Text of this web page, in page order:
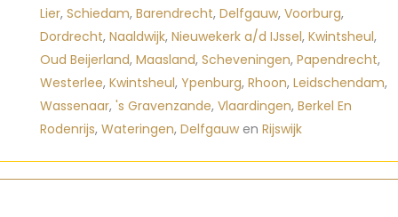
Lier, Schiedam, Barendrecht, Delfgauw, Voorburg,
Dordrecht, Naaldwijk, Nieuwekerk a/d IJssel, Kwintsheul,
Oud Beijerland, Maasland, Scheveningen, Papendrecht,
Westerlee, Kwintsheul, Ypenburg, Rhoon, Leidschendam,
Wassenaar, 's Gravenzande, Vlaardingen, Berkel En
Rodenrijs, Wateringen, Delfgauwen Rijswijk